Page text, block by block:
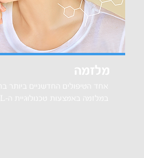
מלזמה
אחד הטיפולים החדשניים ביותר
במלזמה באמצעות טכנולוגיית ה-IPL.